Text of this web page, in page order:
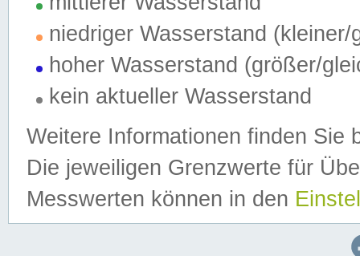
niedriger Wasserstand (kleiner/
hoher Wasserstand (größer/
kein aktueller Wasserstand
Weitere Informationen finden Sie
Die jeweiligen Grenzwerte für
Messwerten können in den